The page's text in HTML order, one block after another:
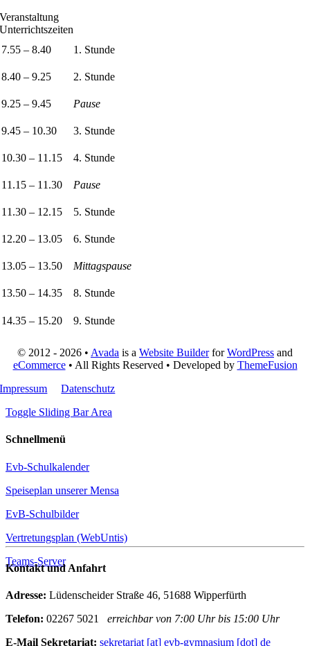
Veranstaltung
Unterrichtszeiten
7.55 – 8.40
1. Stunde
8.40 – 9.25 2. Stunde
9.25 – 9.45 Pause
9.45 – 10.30 3. Stunde
10.30 – 11.15 4. Stunde
11.15 – 11.30 Pause
11.30 – 12.15 5. Stunde
12.20 – 13.05 6. Stunde
13.05 – 13.50 Mittagspause
13.50 – 14.35 8. Stunde
14.35 – 15.20 9. Stunde
© 2012 - 2026 • Avada is a Website BuilderforWordPress and
eCommerce• All Rights Reserved • Developed by ThemeFusion
Impressum
Datenschutz
Toggle Sliding Bar Area
Schnellmenü
Evb-Schulkalender
Speiseplan unserer Mensa
EvB-Schulbilder
Vertretungsplan (WebUntis)
Teams-Server
Kontakt und Anfahrt
Adresse: Lüdenscheider Straße 46, 51688 Wipperfürth
Telefon: 02267 5021 erreichbar von 7:00 Uhr bis 15:00 Uhr
E-Mail Sekretariat: sekretariat [at] evb-gymnasium [dot] de